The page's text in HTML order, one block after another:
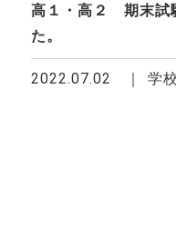
高１・高２ 期末試
た。
2022.07.02 学